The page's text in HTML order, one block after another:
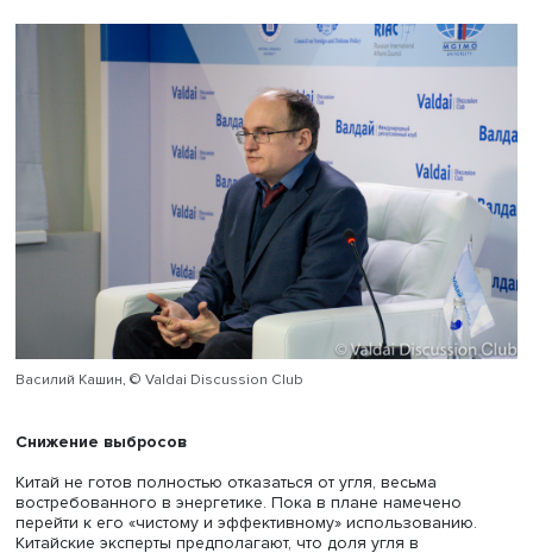
Заместитель директора ЦКЕМИ ВШЭ Василий Кашин,
заместитель заведующего азиатско-тихоокеанским
центра Анастасия Пятачкова и стажеры-исследователи
Вероника Смирнова и Никита Поташев подготовили
аналитическую записку «Развитие энергетики КНР в 14-